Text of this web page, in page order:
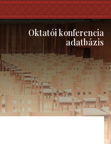
Oktatói konferencia
adatbázis